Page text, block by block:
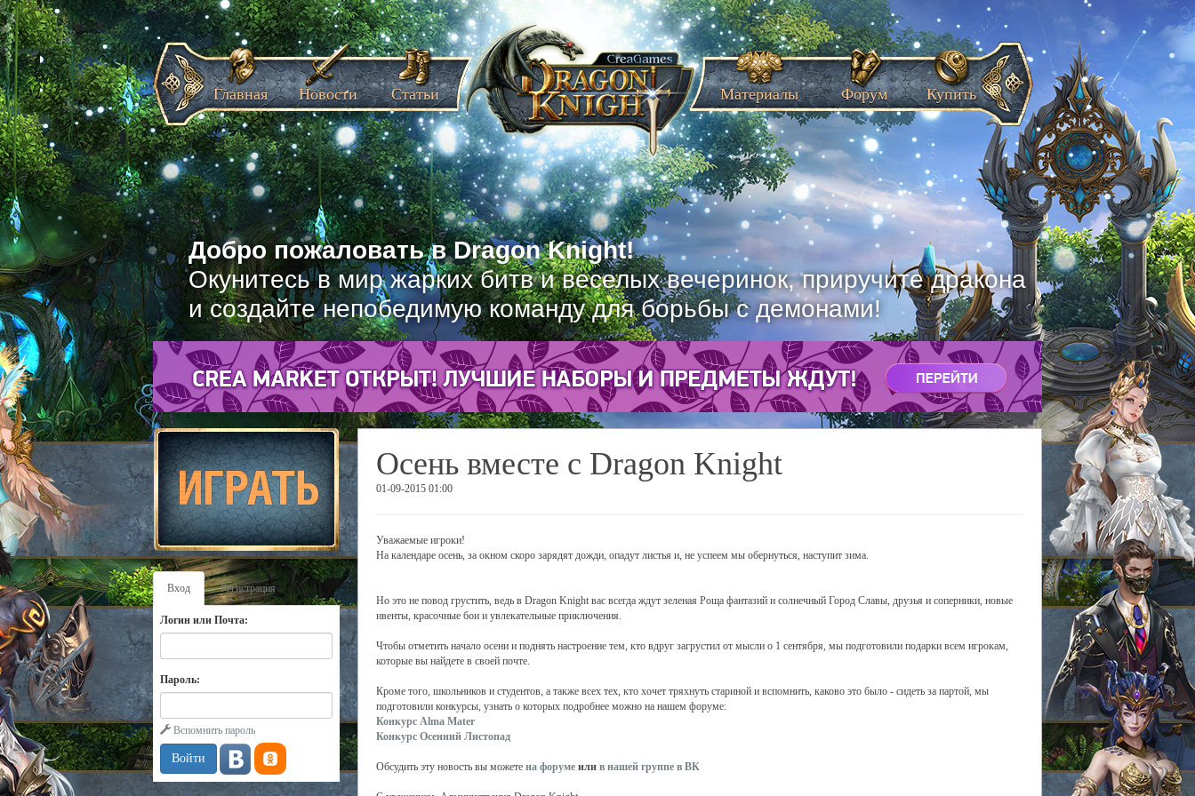
Добро пожаловать в Dragon Knight!
Окунитесь в мир жарких битв и веселых вечеринок, приручите дракона
и создайте непобедимую команду для борьбы с демонами!
Главная Новости Статьи Материалы Форум Купить
Вход Регистрация
Логин или Почта:
Пароль:
Вспомнить пароль
Осень вместе с Dragon Knight
01-09-2015 01:00
Уважаемые игроки!
На календаре осень, за окном скоро зарядят дожди, опадут листья и, не успеем мы обернуться, наступит зима.
Но это не повод грустить, ведь в Dragon Knight вас всегда ждут зеленая Роща фантазий и солнечный Город Славы, друзья и соперники, новые
ивенты, красочные бои и увлекательные приключения.
Чтобы отметить начало осени и поднять настроение тем, кто вдруг загрустил от мысли о 1 сентября, мы подготовили подарки всем игрокам,
которые вы найдете в своей почте.
Кроме того, школьников и студентов, а также всех тех, кто хочет тряхнуть стариной и вспомнить, каково это было - сидеть за партой, мы
подготовили конкурсы, узнать о которых подробнее можно на нашем форуме:
Конкурс Alma Mater
Конкурс Осенний Листопад
Обсудить эту новость вы можете на форуме или в нашей группе в ВК